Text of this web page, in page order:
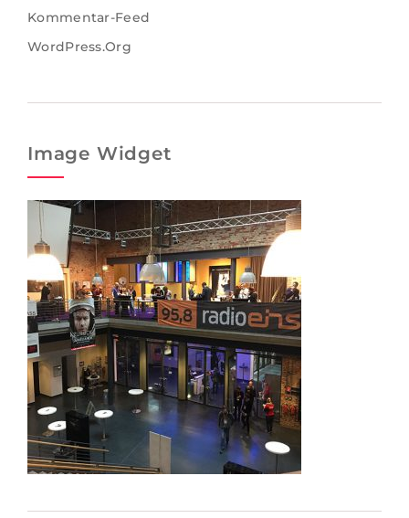
Kommentar-Feed
WordPress.org
Image Widget